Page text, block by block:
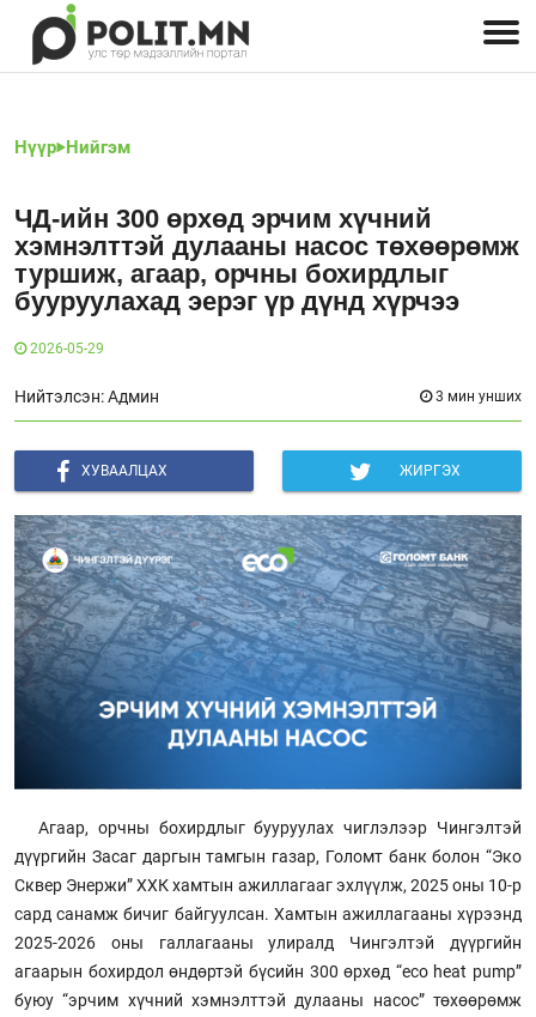
Нүүр Нийгэм
ЧД-ийн 300 өрхөд эрчим хүчний
хэмнэлттэй дулааны насос төхөөрөмж
туршиж, агаар, орчны бохирдлыг
бууруулахад эерэг үр дүнд хүрчээ
2026-05-29
Нийтэлсэн: Админ 3 мин унших
ХУВААЛЦАХ ЖИРГЭХ
Агаар, орчны бохирдлыг бууруулах чиглэлээр Чингэлтэй
дүүргийн Засаг даргын тамгын газар, Голомт банк болон “Эко
Сквер Энержи” ХХК хамтын ажиллагааг эхлүүлж, 2025 оны 10-р
сард санамж бичиг байгуулсан. Хамтын ажиллагааны хүрээнд
2025-2026 оны галлагааны улиралд Чингэлтэй дүүргийн
агаарын бохирдол өндөртэй бүсийн 300 өрхөд “eco heat pump”
буюу “эрчим хүчний хэмнэлттэй дулааны насос” төхөөрөмж